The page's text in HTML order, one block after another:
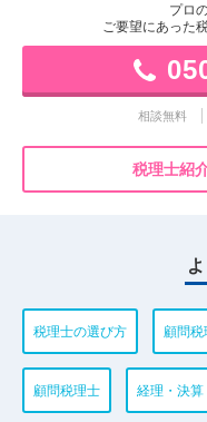
プロ
ご要望にあった
相談無料
税理士紹
税理士の選び方 顧問税
顧問税理士 経理・決算